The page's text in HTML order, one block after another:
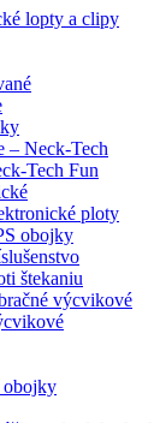
lopty a clipy
– Neck-Tech
Tech Fun
ploty
obojky
štekaniu
výcvikové